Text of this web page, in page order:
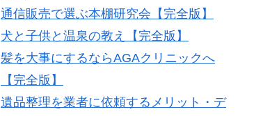
通信販売で選ぶ本棚研究会【完全版】
犬と子供と温泉の教え【完全版】
髪を大事にするならAGAクリニックへ
【完全版】
遺品整理を業者に依頼するメリット・デ